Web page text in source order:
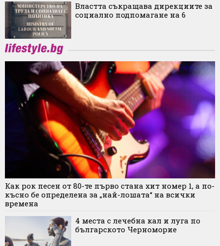
Властта съкращава дирекциите за
социално подпомагане на 6
Как рок песен от 80-те първо стана хит номер 1, а по-
късно бе определена за „най-лошата“ на всички
времена
4 места с лечебна кал и луга по
българското Черноморие